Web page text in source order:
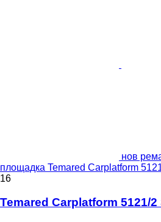
нов
площадка Temared Carplatform
16
Temared Carplatform 5121/2